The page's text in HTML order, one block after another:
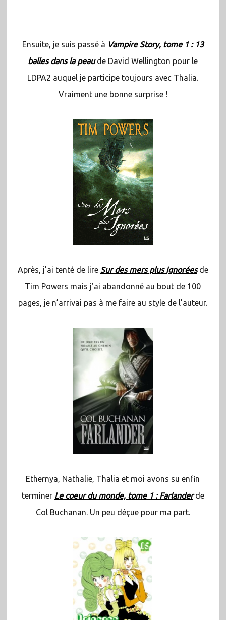
Ensuite, je suis passé à Vampire Story, tome 1 : 13
balles dans la peaude David Wellington pour le
LDPA2 auquel je participe toujours avec Thalia.
Vraiment une bonne surprise !
Après, j’ai tenté de lire Sur des mers plus ignoréesde
Tim Powers mais j’ai abandonné au bout de 100
pages, je n’arrivai pas à me faire au style de l’auteur.
Ethernya, Nathalie, Thalia et moi avons su enfin
terminer Le coeur du monde, tome 1 : Farlanderde
Col Buchanan. Un peu déçue pour ma part.